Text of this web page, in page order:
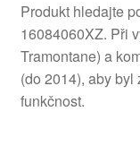
Produkt hledajte
16084060XZ. Při
Tramontane) a
(do 2014), aby
funkčnost.